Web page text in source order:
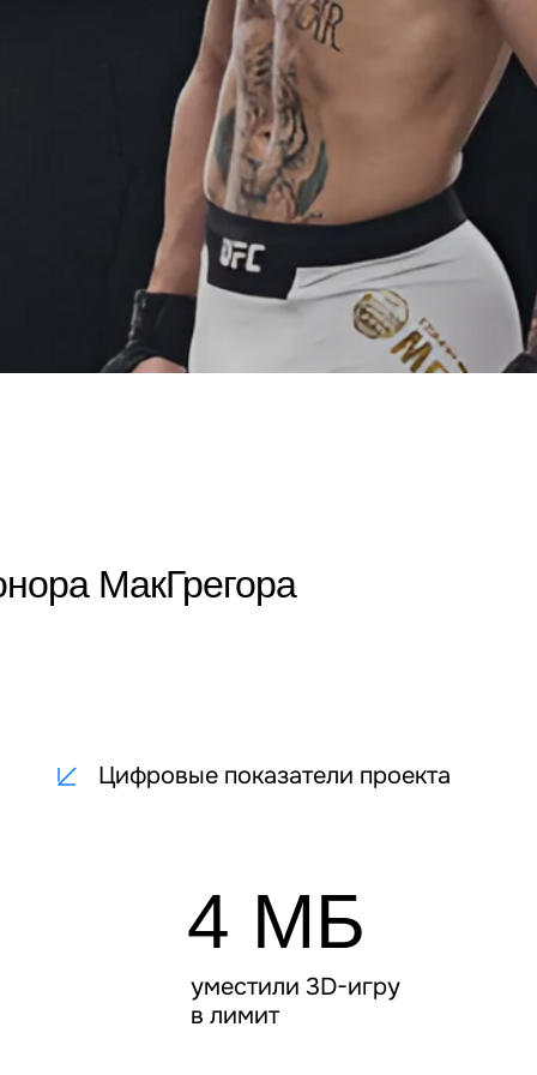
МакГрегора
Цифровые показатели проекта
4 МБ
уместили 3D-игру
в лимит